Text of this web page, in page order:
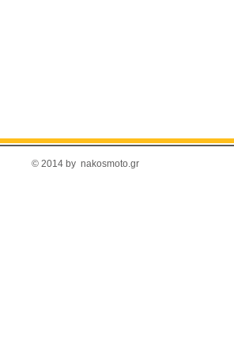
© 2014 by nakosmoto.gr